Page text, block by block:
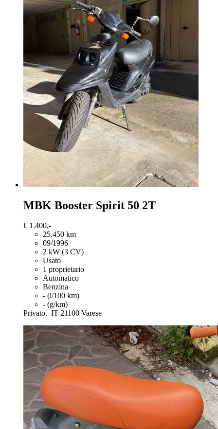
MBK Booster Spirit 50 2T
€ 1.400,-
25.450 km
09/1996
2 kW (3 CV)
Usato
1 proprietario
Automatico
Benzina
- (l/100 km)
- (g/km)
Privato, IT-21100 Varese